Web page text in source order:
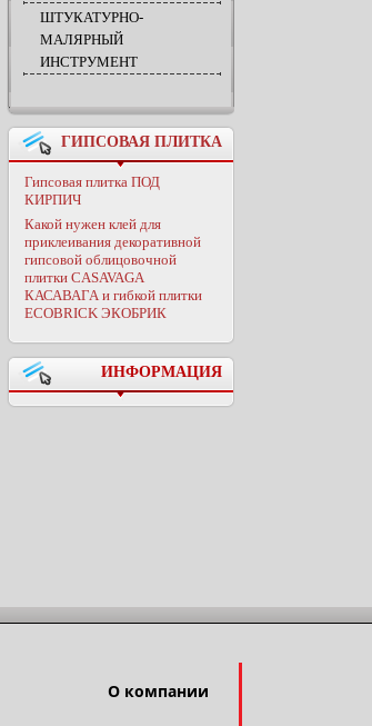
ШТУКАТУРНО-
МАЛЯРНЫЙ
ИНСТРУМЕНТ
ГИПСОВАЯ ПЛИТКА
Гипсовая плитка ПОД
КИРПИЧ
Какой нужен клей для
приклеивания декоративной
гипсовой облицовочной
плитки CASAVAGA
КАСАВАГА и гибкой плитки
ECOBRICK ЭКОБРИК
ИНФОРМАЦИЯ
О компании